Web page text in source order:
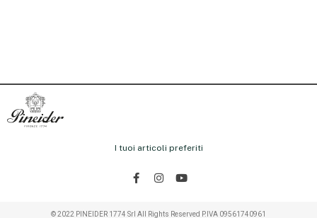
I tuoi articoli preferiti
© 2022 PINEIDER 1774 Srl All Rights Reserved P.IVA 09561740961